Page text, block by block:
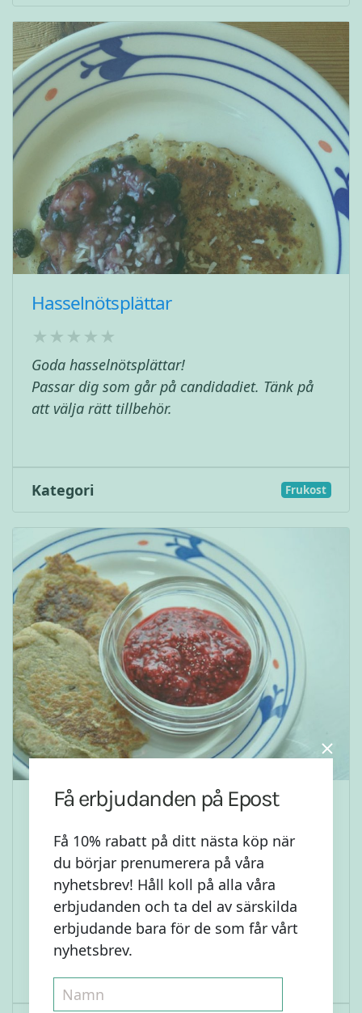
Hasselnötsplättar
Goda hasselnötsplättar!
Passar dig som går på candidadiet. Tänk på
att välja rätt tillbehör.
Kategori Frukost
Havre-bananplättar
När maken min behövde undvika 72 olika
livsmedel på grund av magproblem gjorde
han de här havrebanan-plättarna varje vecka
och han kände då inte att det var ett allt för
stort offer med allt han...
Få erbjudanden på Epost
Få 10% rabatt på ditt nästa köp när
du börjar prenumerera på våra
nyhetsbrev! Håll koll på alla våra
erbjudanden och ta del av särskilda
erbjudande bara för de som får vårt
nyhetsbrev.